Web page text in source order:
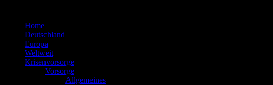
springenHome
Deutschland
Europa
Weltweit
Krisenvorsorge
Vorsorge
Allgemeines